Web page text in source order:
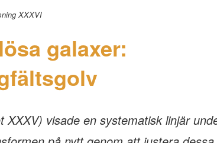
XXXVI
galaxer:
visade en systematisk linjär